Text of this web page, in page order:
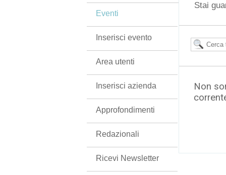
Stai
Non
Eventi
Inserisci evento
Area utenti
Inserisci azienda
Approfondimenti
Redazionali
Ricevi Newsletter